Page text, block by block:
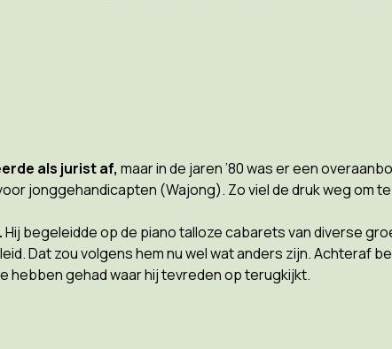
als jurist af, maar in de jaren ’80 was er een
jonggehandicapten (Wajong). Zo viel de druk weg om
Hij begeleidde op de piano talloze cabarets van diverse
Dat zou volgens hem nu wel wat anders zijn. Achteraf
hebben gehad waar hij tevreden op terugkijkt.